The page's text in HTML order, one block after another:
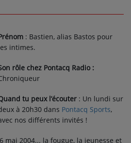
: Bastien, alias Bastos pour
intimes.
rôle chez Pontacq Radio :
tu peux l’écouter : Un lundi sur
à 20h30 dans Pontacq Sports,
nos différents invités !
mai 2004... la fougue, la jeunesse et